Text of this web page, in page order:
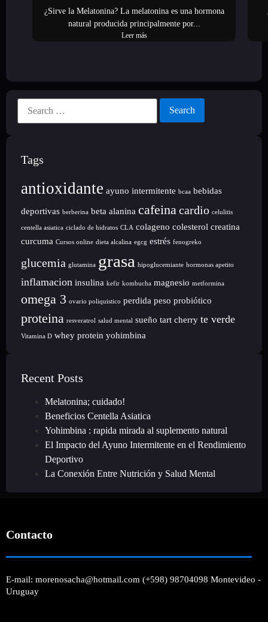
¿Sirve la Melatonina? La melatonina es una hormona
natural producida principalmente por...
Leer más
Tags
antioxidante ayuno intermitente bcaa bebidas
deportivas berberina beta alanina cafeinacardio celulitis
centella asiatica ciclado de hidratos CLA colageno colesterol creatina
curcuma Cursos online dieta alcalina egcg estrés fenogreko
glucemia glutamina grasa hipoglucemiante hormonas apetito
inflamacion insulina kefir kombucha magnesio metformina
omega 3 ovario poliquistico perdida peso probiótico
proteina resveratrol salud mental sueño tart cherry te verde
Vitamina D whey protein yohimbina
Recent Posts
Melatonina; cuidado!
Beneficios Centella Asiatica
Yohimbina : rapida mirada al suplemento natural
El Impacto del Ayuno Intermitente en el Rendimiento
Deportivo
La Conexión Entre Nutrición y Salud Mental
Contacto
E-mail: morenosacha@hotmail.com (+598) 98704098 Montevideo -
Uruguay